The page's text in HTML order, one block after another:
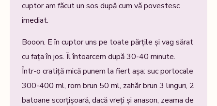
cuptor am făcut un sos după cum vă povestesc
imediat.
Booon. E în cuptor uns pe toate părțile și vag sărat
cu fața în jos. Îl întoarcem după 30-40 minute.
Într-o cratiță mică punem la fiert așa: suc portocale
300-400 ml, rom brun 50 ml, zahăr brun 3 linguri, 2
batoane scorțișoară, dacă vreți și anason, zeama de